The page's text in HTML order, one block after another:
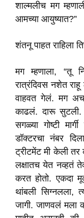
शाल्मलीच मग
आमच्या आयुष्यात?”
शंतनू पाहत राहिला
मग म्हणाला, “तू
रात्रंदिवस नशेत
वाहवत गेलं. मग
काढलं. दारू
सगळ्या गोष्टी
डॉक्टरचा नंबर
ट्रीटमेंट मी केली तर
लक्षातच येत नव्हतं
करत होतो. एकदा
थांबली सिग्नलला,
जागी. जाणवलं मला